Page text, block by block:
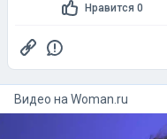
Нравится 0
Видео на woman.ru